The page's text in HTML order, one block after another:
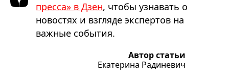
пресса» в Дзен, чтобы узнавать о
новостях и взгляде экспертов на
важные события.
Автор статьи
Екатерина Радиневич